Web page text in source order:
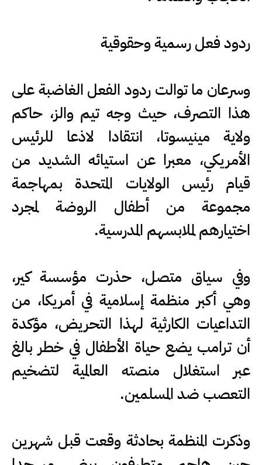
ردود فعل رسمية وحقوقية
وسرعان ما توالت ردود الفعل الغاضبة على
هذا التصرف، حيث وجه تيم والز، حاكم
ولاية مينيسوتا، انتقادا لاذعا للرئيس
الأمريكي، معبرا عن استيائه الشديد من
قيام رئيس الولايات المتحدة بمهاجمة
مجموعة من أطفال الروضة لمجرد
اختيارهم لملابسهم المدرسية.
وفي سياق متصل، حذرت مؤسسة كير،
وهي أكبر منظمة إسلامية في أمريكا، من
التداعيات الكارثية لهذا التحريض، مؤكدة
أن ترامب يضع حياة الأطفال في خطر بالغ
عبر استغلال منصته العالمية لتضخيم
التعصب ضد المسلمين.
وذكرت المنظمة بحادثة وقعت قبل شهرين